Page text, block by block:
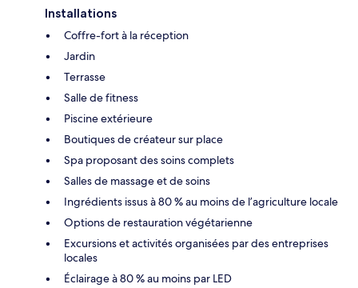
Installations
Coffre-fort à la réception
Jardin
Terrasse
Salle de fitness
Piscine extérieure
Boutiques de créateur sur place
Spa proposant des soins complets
Salles de massage et de soins
Ingrédients issus à 80 % au moins de l’agriculture locale
Options de restauration végétarienne
Excursions et activités organisées par des entreprises
locales
Éclairage à 80 % au moins par LED